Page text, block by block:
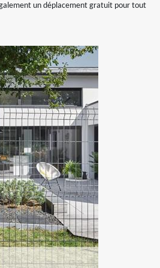
un déplacement gratuit pour tout